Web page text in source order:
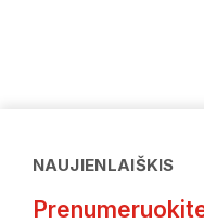
NAUJIENLAIŠKIS